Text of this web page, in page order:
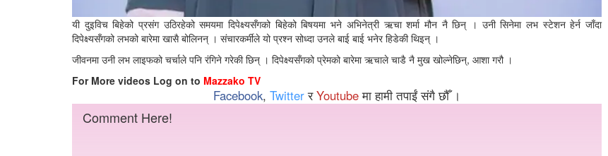
यी दुइविच बिहेको प्रसंग उठिरहेको समयमा दिपेक्ष्यसँगको बिहेको बिषयमा भने अभिनेत्री ऋचा शर्मा मौन नै छिन् । उनी सिनेमा लभ स्टेशन हेर्न जाँदा
दिपेक्ष्यसँगको लभको बारेमा खासै बोलिनन् । संचारकर्मीले यो प्रश्न सोध्दा उनले बाई बाई भनेर हिडेकी थिइन् ।
जीवनमा उनी लभ लाइफको चर्चाले पनि रंगिने गरेकी छिन् । दिपेक्ष्यसँगको प्रेमको बारेमा ऋचाले चाडै नै मुख खोल्नेछिन्, आशा गरौ ।
For More videos Log on to Mazzako TV
Facebook, TwitterरYoutubeमा हामी तपाईं संगै छौँ ।
Comment Here!